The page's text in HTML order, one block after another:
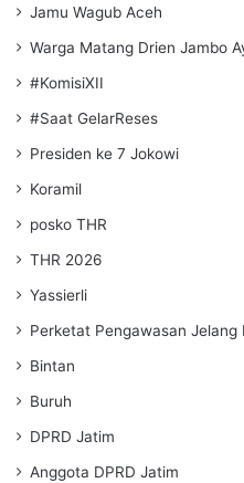
Jamu Wagub Aceh
Warga Matang Drien Jambo
#KomisiXII
#Saat GelarReses
Presiden ke 7 Jokowi
Koramil
posko THR
THR 2026
Yassierli
Perketat Pengawasan Jelang
Bintan
Buruh
DPRD Jatim
Anggota DPRD Jatim